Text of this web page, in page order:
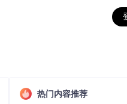
热门内容推荐